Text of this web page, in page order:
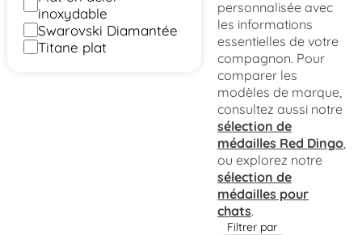
inoxydable
Swarovski Diamantée
Titane plat
personnalisée avec
les informations
essentielles de votre
compagnon. Pour
comparer les
modèles de marque,
consultez aussi notre
sélection de
médailles Red Dingo,
ou explorez notre
sélection de
médailles pour
chats.
Filtrer par